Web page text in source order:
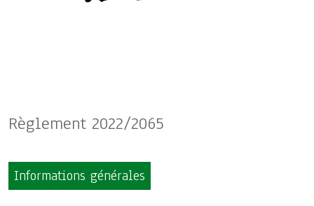
Règlement 2022/2065
Informations générales